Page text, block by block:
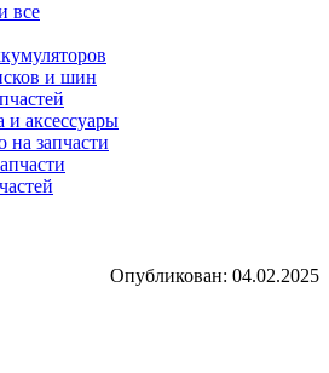
все
и шин
и аксессуары
на запчасти
Опубликован: 04.02.2025